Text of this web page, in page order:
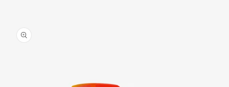
informations
sur le